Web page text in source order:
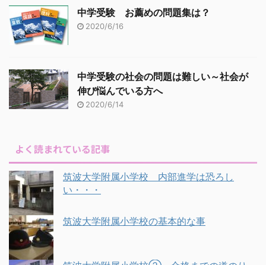
中学受験 お薦めの問題集は？
2020/6/16
中学受験の社会の問題は難しい～社会が
伸び悩んでいる方へ
2020/6/14
よく読まれている記事
筑波大学附属小学校 内部進学は恐ろし
い・・・
筑波大学附属小学校の基本的な事